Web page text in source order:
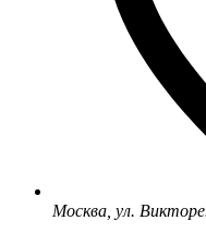
Москва, ул.